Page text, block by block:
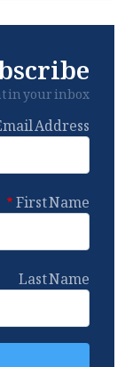
in your inbox.
Address
First Name
Last Name